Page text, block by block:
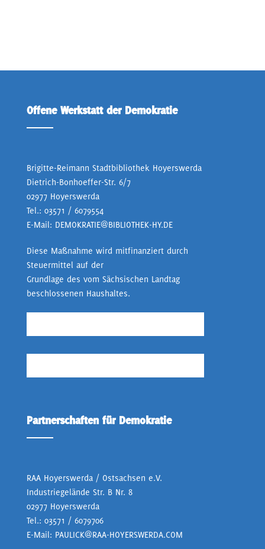
Offene Werkstatt der Demokratie
Brigitte-Reimann Stadtbibliothek Hoyerswerda
Dietrich-Bonhoeffer-Str. 6/7
02977 Hoyerswerda
Tel.: 03571 / 6079554
E-Mail: DEMOKRATIE@BIBLIOTHEK-HY.DE
Diese Maßnahme wird mitfinanziert durch
Steuermittel auf der
Grundlage des vom Sächsischen Landtag
beschlossenen Haushaltes.
Partnerschaften für Demokratie
RAA Hoyerswerda / Ostsachsen e.V.
Industriegelände Str. B Nr. 8
02977 Hoyerswerda
Tel.: 03571 / 6079706
E-Mail: PAULICK@RAA-HOYERSWERDA.COM